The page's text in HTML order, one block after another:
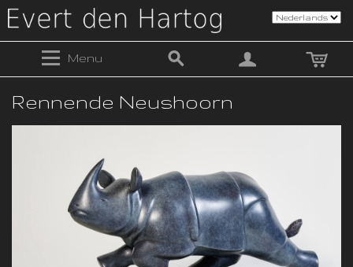
Menu
Rennende Neushoorn